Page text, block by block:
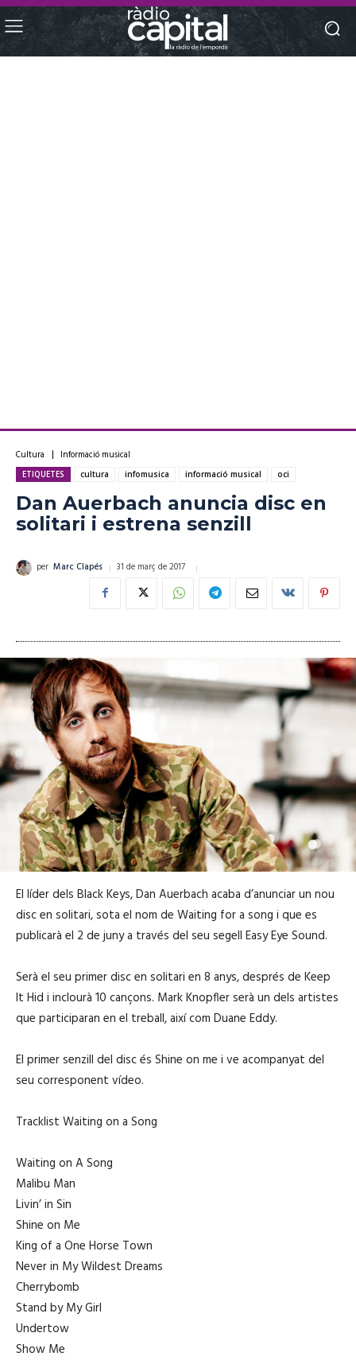
Cultura Informació musical
ETIQUETES cultura infomusica informació musical oci
Dan Auerbach anuncia disc en
solitari i estrena senzill
per Marc Clapés 31 de març de 2017
El líder dels Black Keys, Dan Auerbach acaba d’anunciar un nou
disc en solitari, sota el nom de Waiting for a song i que es
publicarà el 2 de juny a través del seu segell Easy Eye Sound.
Serà el seu primer disc en solitari en 8 anys, després de Keep
It Hid i inclourà 10 cançons. Mark Knopfler serà un dels artistes
que participaran en el treball, així com Duane Eddy.
El primer senzill del disc és Shine on me i ve acompanyat del
seu corresponent vídeo.
Tracklist Waiting on a Song
Waiting on A Song
Malibu Man
Livin’ in Sin
Shine on Me
King of a One Horse Town
Never in My Wildest Dreams
Cherrybomb
Stand by My Girl
Undertow
Show Me